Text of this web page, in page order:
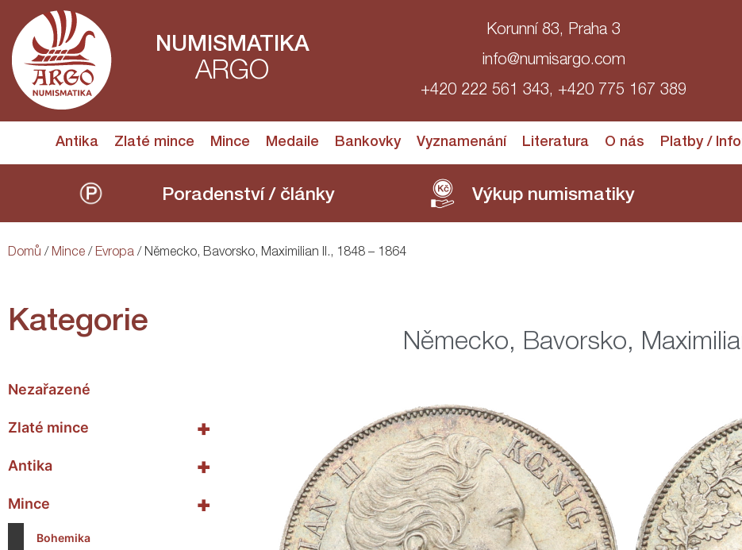
NUMISMATIKA
ARGO
Korunní 83, Praha 3
info@numisargo.com
+420 222 561 343, +420 775 167 389
Antika Zlaté mince Mince Medaile Bankovky Vyznamenání Literatura O nás Platby /
Poradenství / články Výkup numismatiky
Domů / Mince / Evropa / Německo, Bavorsko, Maximilian II., 1848 – 1864
Kategorie
Nezařazené
+
Zlaté mince
+
Antika
+
Mince
Bohemika
Německo, Bavorsko,